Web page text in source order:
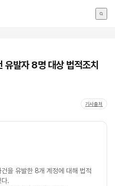
유발자 8명 대상 법적조치
기사출처
을 유발한 8개 계정에 대해 법적
다.